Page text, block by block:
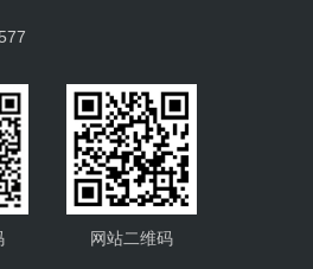
网站二维码